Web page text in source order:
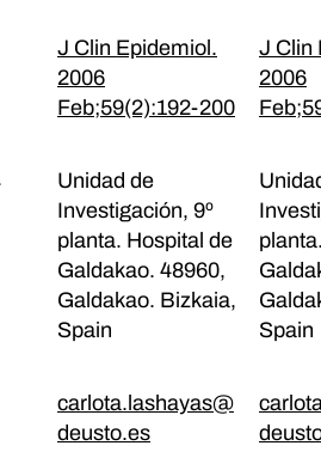
J Clin Epidemiol.
2006
Feb;59(2):192-200
J Clin
2006
Unidad de
Investigación, 9º
planta. Hospital de
Galdakao. 48960,
Galdakao. Bizkaia,
Spain
Spain
carlota.lashayas@
deusto.es